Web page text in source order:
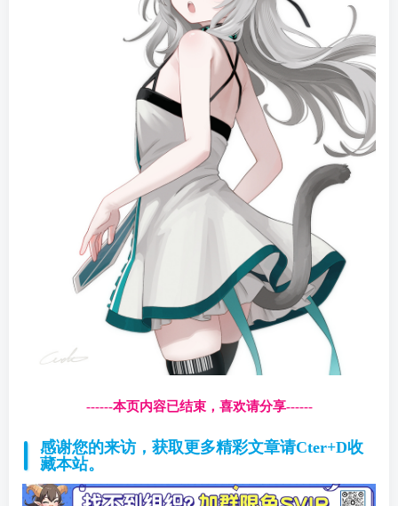
------本页内容已结束，喜欢请分享------
感谢您的来访，获取更多精彩文章请Cter+D收
藏本站。